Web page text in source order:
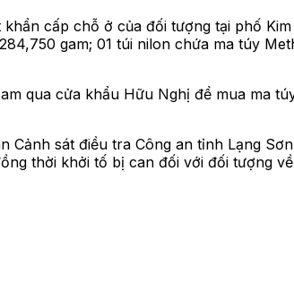
cấp chỗ ở của đối tượng tại phố
gam; 01 túi nilon chứa ma túy
qua cửa khẩu Hữu Nghị để mua ma
Cảnh sát điều tra Công an tỉnh Lạng
thời khởi tố bị can đối với đối tượng